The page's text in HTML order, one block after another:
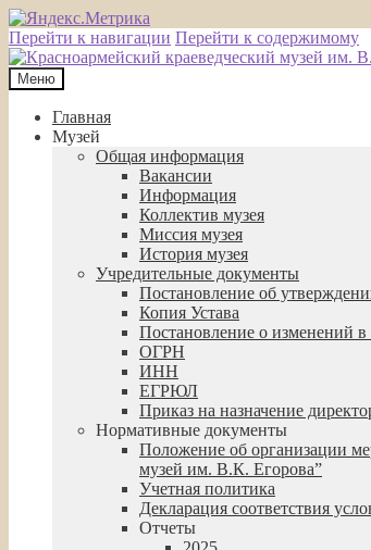
Перейти к навигации Перейти к содержимому
Меню
Главная
Музей
Общая информация
Вакансии
Информация
Коллектив музея
Миссия музея
История музея
Учредительные документы
Постановление об
Копия Устава
Постановление о изменений в
ОГРН
ИНН
ЕГРЮЛ
Приказ на назначение
Нормативные документы
Положение об организации
музей им. В.К. Егорова”
Учетная политика
Декларация соответствия
Отчеты